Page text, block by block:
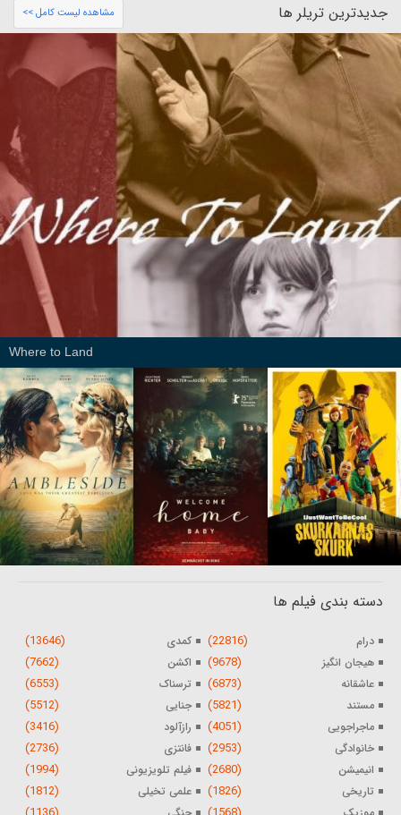
جدیدترین تریلر ها مشاهده لیست کامل >>
Where to Land
دسته بندی فیلم ها
درام (22816) کمدی (13646)
هیجان انگیز (9678) اکشن (7662)
عاشقانه (6873) ترسناک (6553)
مستند (5821) جنایی (5512)
ماجراجویی (4051) رازآلود (3416)
خانوادگی (2953) فانتزی (2736)
انیمیشن (2680) فیلم تلویزیونی (1994)
تاریخی (1826) علمی تخیلی (1812)